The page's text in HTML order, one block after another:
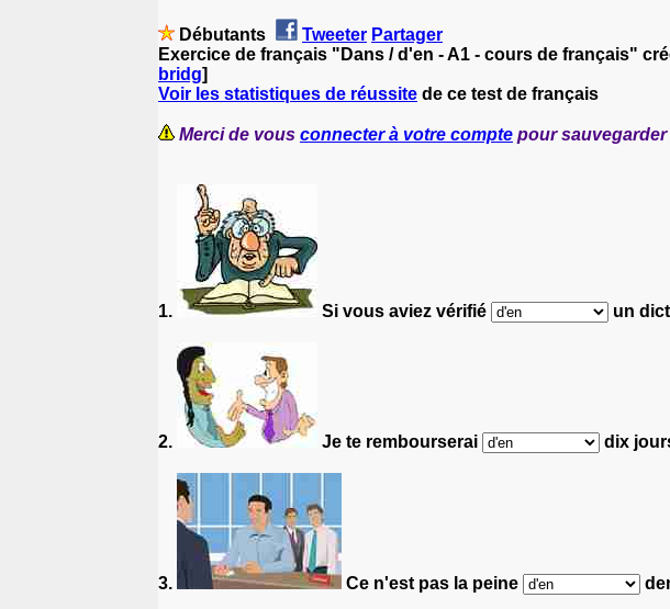
Débutants Tweeter Partager
Exercice de français "Dans / d'en - A1 - cours de français"
bridg]
Voir les statistiques de réussite de ce test de français
Merci de vous connecter à votre compte pour
1. Si vous aviez vérifié un
2. Je te rembourserai dix
3. Ce n'est pas la peine